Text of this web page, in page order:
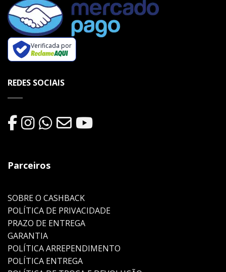
Verificada por
REDES SOCIAIS
Parceiros
SOBRE O CASHBACK
POLÍTICA DE PRIVACIDADE
PRAZO DE ENTREGA
GARANTIA
POLÍTICA ARREPENDIMENTO
POLÍTICA ENTREGA